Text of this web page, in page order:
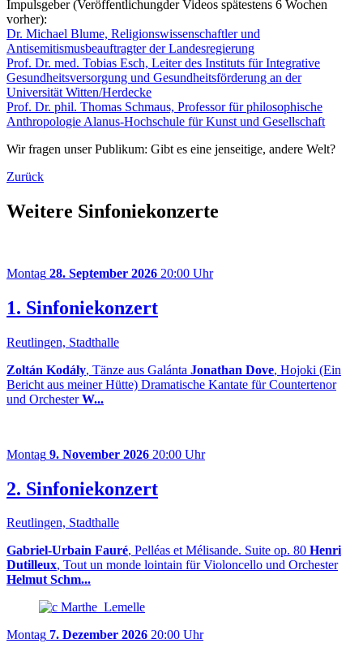
Impulsgeber (Veröffentlichungder Videos spätestens 6 Wochen
vorher):
Dr. Michael Blume, Religionswissenschaftler und
Antisemitismusbeauftragter der Landesregierung
Prof. Dr. med. Tobias Esch, Leiter des Instituts für Integrative
Gesundheitsversorgung und Gesundheitsförderung an der
Universität Witten/Herdecke
Prof. Dr. phil. Thomas Schmaus, Professor für philosophische
Anthropologie Alanus-Hochschule für Kunst und Gesellschaft
Wir fragen unser Publikum: Gibt es eine jenseitige, andere Welt?
Zurück
Weitere Sinfoniekonzerte
Montag 28. September 2026 20:00 Uhr
1. Sinfoniekonzert
Reutlingen, Stadthalle
Zoltán Kodály, Tänze aus Galánta Jonathan Dove, Hojoki (Ein
Bericht aus meiner Hütte) Dramatische Kantate für Countertenor
und OrchesterW...
Montag 9. November 2026 20:00 Uhr
2. Sinfoniekonzert
Reutlingen, Stadthalle
Gabriel-Urbain Fauré, Pelléas et Mélisande. Suite op. 80 Henri
Dutilleux, Tout un monde lointain für Violoncello und Orchester
Helmut Schm...
Montag 7. Dezember 2026 20:00 Uhr